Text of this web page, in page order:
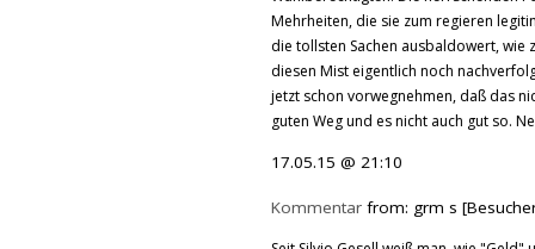
Mehrheiten, die sie zum regieren
die tollsten Sachen ausbaldowert, wie
diesen Mist eigentlich noch
jetzt schon vorwegnehmen, daß das
guten Weg und es nicht auch gut so.
17.05.15 @ 21:10
Kommentar from: grm s